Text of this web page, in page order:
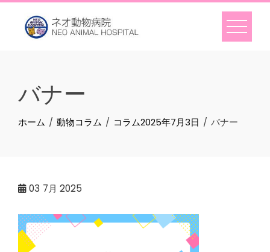
Skip
content
バナー
ホーム 動物コラム コラム2025年7月3日 バナー
03 7月 2025